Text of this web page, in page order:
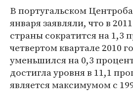
В португальском
января заявляли, что в
страны сократится на 1,3
четвертом квартале 2010
уменьшился на 0,3
достигла уровня в 11,1
является максимумом с